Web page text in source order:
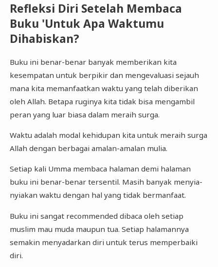
Refleksi Diri Setelah Membaca
Buku 'Untuk Apa Waktumu
Dihabiskan?
Buku ini benar-benar banyak memberikan kita
kesempatan untuk berpikir dan mengevaluasi sejauh
mana kita memanfaatkan waktu yang telah diberikan
oleh Allah. Betapa ruginya kita tidak bisa mengambil
peran yang luar biasa dalam meraih surga.
Waktu adalah modal kehidupan kita untuk meraih surga
Allah dengan berbagai amalan-amalan mulia.
Setiap kali Umma membaca halaman demi halaman
buku ini benar-benar tersentil. Masih banyak menyia-
nyiakan waktu dengan hal yang tidak bermanfaat.
Buku ini sangat recommended dibaca oleh setiap
muslim mau muda maupun tua. Setiap halamannya
semakin menyadarkan diri untuk terus memperbaiki
diri.